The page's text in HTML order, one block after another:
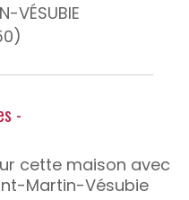
VÉSUBIE
-
cette maison avec
Martin-Vésubie